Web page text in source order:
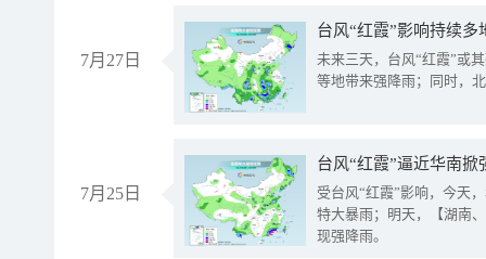
7月27日
台风“红霞”影响持续
未来三天，台风“红霞”或
等地带来强降雨；同时，
7月25日
台风“红霞”逼近华南
受台风“红霞”影响，今天
特大暴雨；明天，【湖南
现强降雨。